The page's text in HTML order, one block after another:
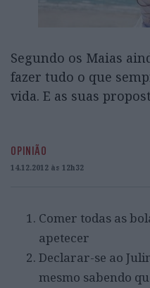
Segundo os Maias
fazer tudo o que
vida. E as suas
OPINIÃO
14.12.2012 às 12h32
Comer todas as
apetecer
Declarar-se ao
mesmo sabendo